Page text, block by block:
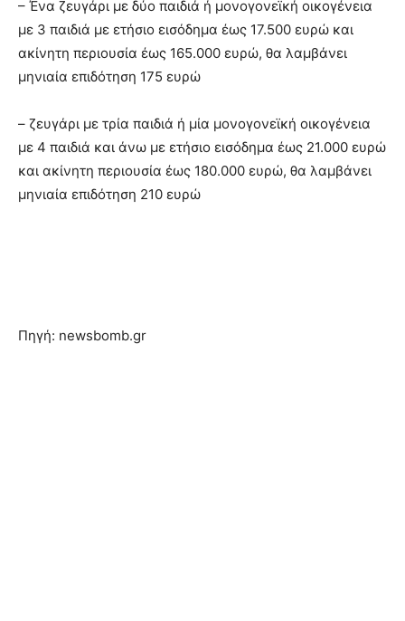
– Ένα ζευγάρι με δύο παιδιά ή μονογονεϊκή οικογένεια
με 3 παιδιά με ετήσιο εισόδημα έως 17.500 ευρώ και
ακίνητη περιουσία έως 165.000 ευρώ, θα λαμβάνει
μηνιαία επιδότηση 175 ευρώ
– ζευγάρι με τρία παιδιά ή μία μονογονεϊκή οικογένεια
με 4 παιδιά και άνω με ετήσιο εισόδημα έως 21.000 ευρώ
και ακίνητη περιουσία έως 180.000 ευρώ, θα λαμβάνει
μηνιαία επιδότηση 210 ευρώ
Πηγή: newsbomb.gr